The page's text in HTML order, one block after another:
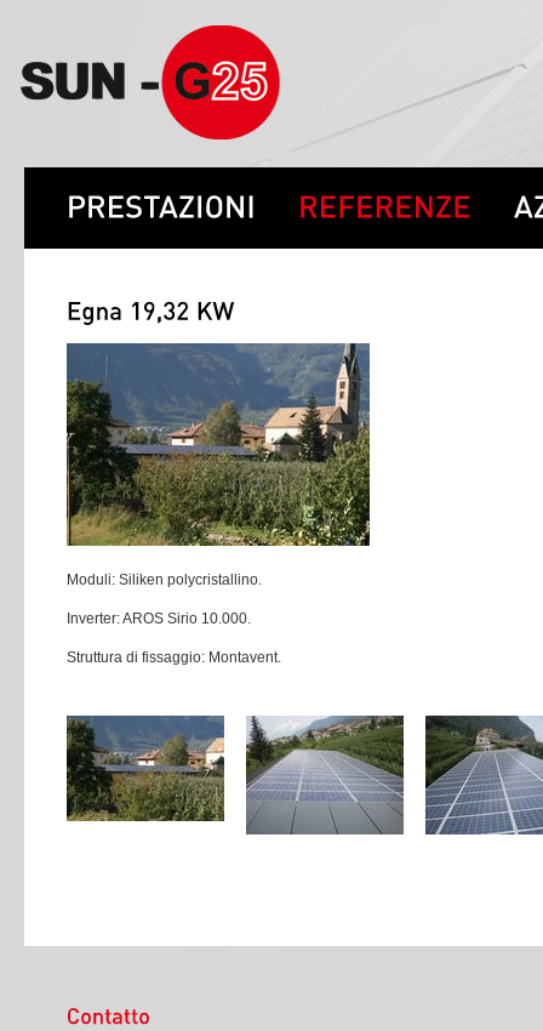
Moduli: Siliken polycristallino.
Inverter: AROS Sirio 10.000.
Struttura di fissaggio: Montavent.